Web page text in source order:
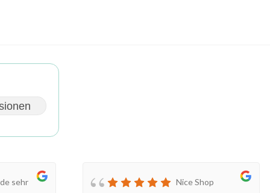
sehr
Nice Shop